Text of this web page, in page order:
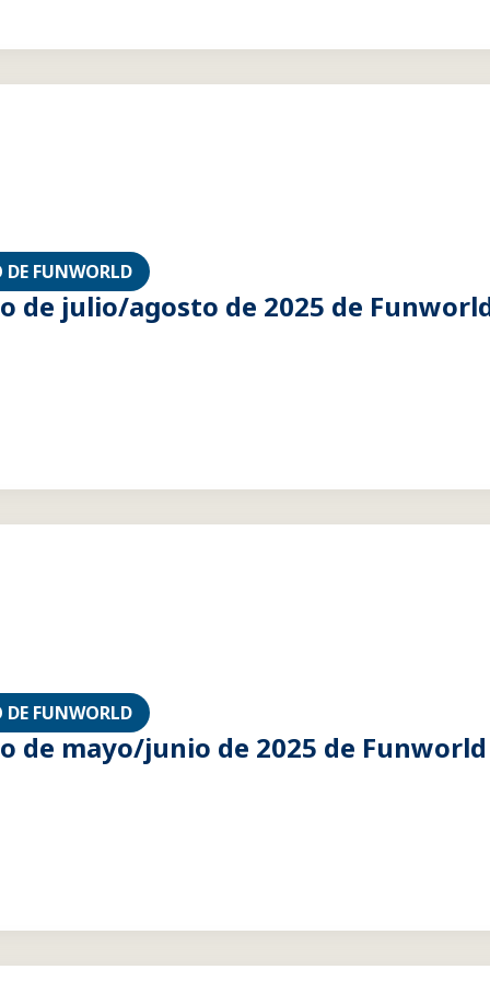
de julio/agosto de 2025 de
FUNWORLD
de mayo/junio de 2025 de Funworld
FUNWORLD